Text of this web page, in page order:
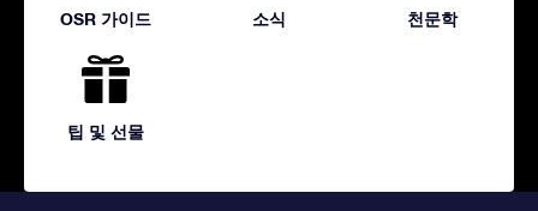
OSR 가이드 소식 천문학
팁 및 선물